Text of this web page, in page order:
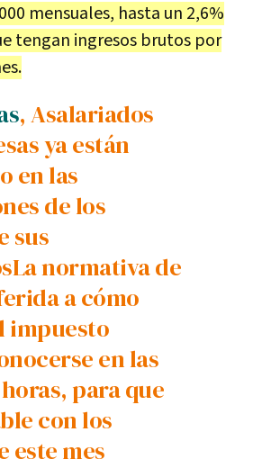
mensuales, hasta un 2,6%
tengan ingresos brutos por
, Asalariados
ya están
en las
de los
sus
normativa de
a cómo
impuesto
en las
para que
con los
este mes